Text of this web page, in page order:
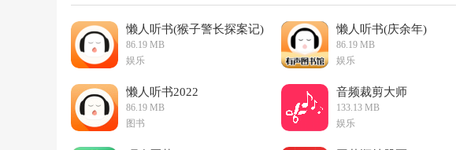
懒人听书(猴子警长探案记)
86.19 MB
娱乐
懒人听书(庆余年)
86.19 MB
娱乐
懒人听书2022
86.19 MB
图书
音频裁剪大师
133.13 MB
娱乐